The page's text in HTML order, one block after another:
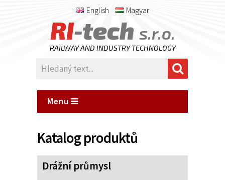
English Magyar
RI-tech s.r.o.
RAILWAY AND INDUSTRY TECHNOLOGY
Menu
Katalog produktů
Drážní průmysl